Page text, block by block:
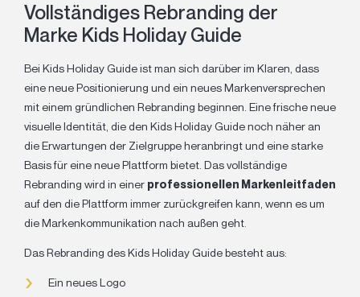
Vollständiges Rebranding der
Marke Kids Holiday Guide
Bei Kids Holiday Guide ist man sich darüber im Klaren, dass
eine neue Positionierung und ein neues Markenversprechen
mit einem gründlichen Rebranding beginnen. Eine frische neue
visuelle Identität, die den Kids Holiday Guide noch näher an
die Erwartungen der Zielgruppe heranbringt und eine starke
Basis für eine neue Plattform bietet. Das vollständige
Rebranding wird in einer professionellen Markenleitfaden
auf den die Plattform immer zurückgreifen kann, wenn es um
die Markenkommunikation nach außen geht.
Das Rebranding des Kids Holiday Guide besteht aus:
Ein neues Logo